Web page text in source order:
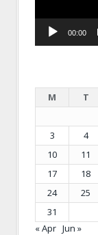
00:00
M
T
3
4
10
11
17
18
24
25
31
« Apr Jun »